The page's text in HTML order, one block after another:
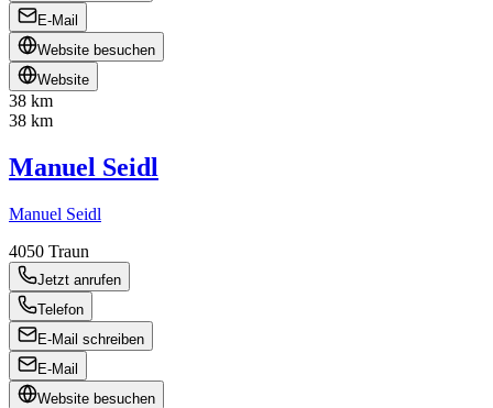
E-Mail
Website besuchen
Website
38 km
38 km
Manuel Seidl
Manuel Seidl
4050 Traun
Jetzt anrufen
Telefon
E-Mail schreiben
E-Mail
Website besuchen